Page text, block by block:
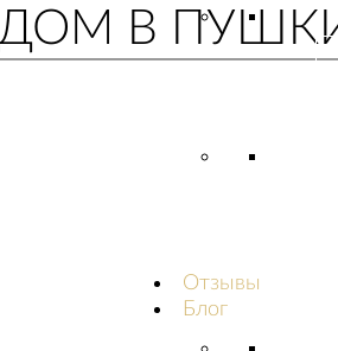
Отзывы
Блог
ДОМ В